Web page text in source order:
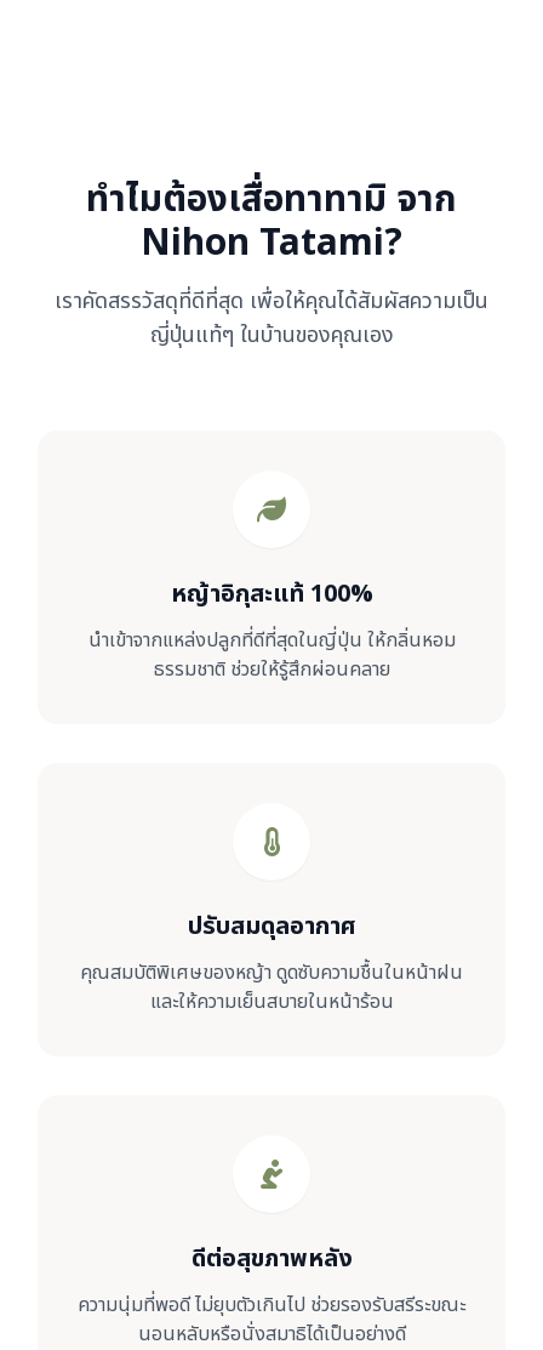
ทำไมต้องเสื่อทาทามิ จาก
Nihon Tatami?
เราคัดสรรวัสดุที่ดีที่สุด เพื่อให้คุณได้สัมผัสความเป็น
ญี่ปุ่นแท้ๆ ในบ้านของคุณเอง
หญ้าอิกุสะแท้ 100%
นำเข้าจากแหล่งปลูกที่ดีที่สุดในญี่ปุ่น ให้กลิ่นหอม
ธรรมชาติ ช่วยให้รู้สึกผ่อนคลาย
ปรับสมดุลอากาศ
คุณสมบัติพิเศษของหญ้า ดูดซับความชื้นในหน้าฝน
และให้ความเย็นสบายในหน้าร้อน
ดีต่อสุขภาพหลัง
ความนุ่มที่พอดี ไม่ยุบตัวเกินไป ช่วยรองรับสรีระขณะ
นอนหลับหรือนั่งสมาธิได้เป็นอย่างดี